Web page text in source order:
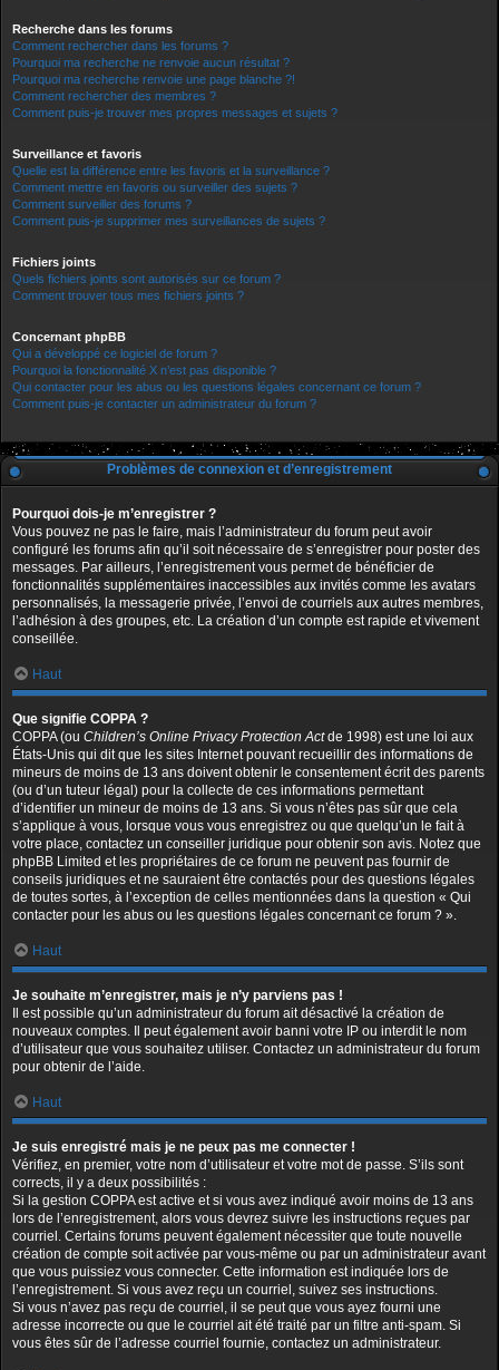
Recherche dans les forums
Comment rechercher dans les forums ?
Pourquoi ma recherche ne renvoie aucun résultat ?
Pourquoi ma recherche renvoie une page blanche ?!
Comment rechercher des membres ?
Comment puis-je trouver mes propres messages et sujets ?
Surveillance et favoris
Quelle est la différence entre les favoris et la surveillance ?
Comment mettre en favoris ou surveiller des sujets ?
Comment surveiller des forums ?
Comment puis-je supprimer mes surveillances de sujets ?
Fichiers joints
Quels fichiers joints sont autorisés sur ce forum ?
Comment trouver tous mes fichiers joints ?
Concernant phpBB
Qui a développé ce logiciel de forum ?
Pourquoi la fonctionnalité X n’est pas disponible ?
Qui contacter pour les abus ou les questions légales concernant ce forum ?
Comment puis-je contacter un administrateur du forum ?
Problèmes de connexion et d’enregistrement
Pourquoi dois-je m’enregistrer ?
Vous pouvez ne pas le faire, mais l’administrateur du forum peut avoir
configuré les forums afin qu’il soit nécessaire de s’enregistrer pour poster des
messages. Par ailleurs, l’enregistrement vous permet de bénéficier de
fonctionnalités supplémentaires inaccessibles aux invités comme les avatars
personnalisés, la messagerie privée, l’envoi de courriels aux autres membres,
l’adhésion à des groupes, etc. La création d’un compte est rapide et vivement
conseillée.
Haut
Que signifie COPPA ?
COPPA (ou Children’s Online Privacy Protection Actde 1998) est une loi aux
États-Unis qui dit que les sites Internet pouvant recueillir des informations de
mineurs de moins de 13 ans doivent obtenir le consentement écrit des parents
(ou d’un tuteur légal) pour la collecte de ces informations permettant
d’identifier un mineur de moins de 13 ans. Si vous n’êtes pas sûr que cela
s’applique à vous, lorsque vous vous enregistrez ou que quelqu’un le fait à
votre place, contactez un conseiller juridique pour obtenir son avis. Notez que
phpBB Limited et les propriétaires de ce forum ne peuvent pas fournir de
conseils juridiques et ne sauraient être contactés pour des questions légales
de toutes sortes, à l’exception de celles mentionnées dans la question « Qui
contacter pour les abus ou les questions légales concernant ce forum ? ».
Haut
Je souhaite m’enregistrer, mais je n’y parviens pas !
Il est possible qu’un administrateur du forum ait désactivé la création de
nouveaux comptes. Il peut également avoir banni votre IP ou interdit le nom
d’utilisateur que vous souhaitez utiliser. Contactez un administrateur du forum
pour obtenir de l’aide.
Haut
Je suis enregistré mais je ne peux pas me connecter !
Vérifiez, en premier, votre nom d’utilisateur et votre mot de passe. S’ils sont
corrects, il y a deux possibilités :
Si la gestion COPPA est active et si vous avez indiqué avoir moins de 13 ans
lors de l’enregistrement, alors vous devrez suivre les instructions reçues par
courriel. Certains forums peuvent également nécessiter que toute nouvelle
création de compte soit activée par vous-même ou par un administrateur avant
que vous puissiez vous connecter. Cette information est indiquée lors de
l’enregistrement. Si vous avez reçu un courriel, suivez ses instructions.
Si vous n’avez pas reçu de courriel, il se peut que vous ayez fourni une
adresse incorrecte ou que le courriel ait été traité par un filtre anti-spam. Si
vous êtes sûr de l’adresse courriel fournie, contactez un administrateur.